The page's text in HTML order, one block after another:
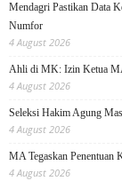
Mendagri Pastikan Data
Numfor
4 August 2026
Ahli di MK: Izin Ketua
4 August 2026
Seleksi Hakim Agung
4 August 2026
MA Tegaskan Penentuan
4 August 2026